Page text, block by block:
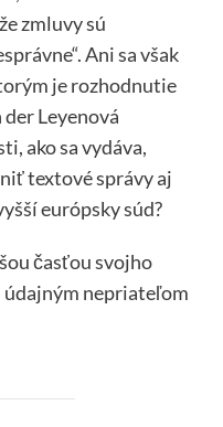
zmluvy sú
Ani sa však
je rozhodnutie
Leyenová
ako sa vydáva,
textové správy aj
európsky súd?
časťou svojho
nepriateľom